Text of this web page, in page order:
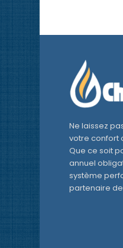
Ne laissez
votre confort
Que ce soit
annuel
système
partenaire